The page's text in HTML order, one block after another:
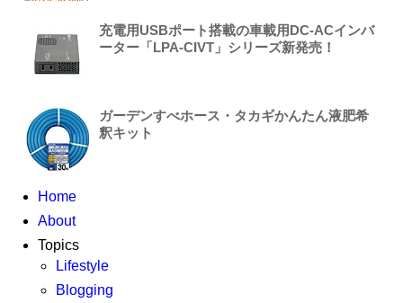
充電用USBポート搭載の車載用DC-ACインバ
ーター「LPA-CIVT」シリーズ新発売！
ガーデンすべホース・タカギかんたん液肥希
釈キット
Home
About
Topics
Lifestyle
Blogging